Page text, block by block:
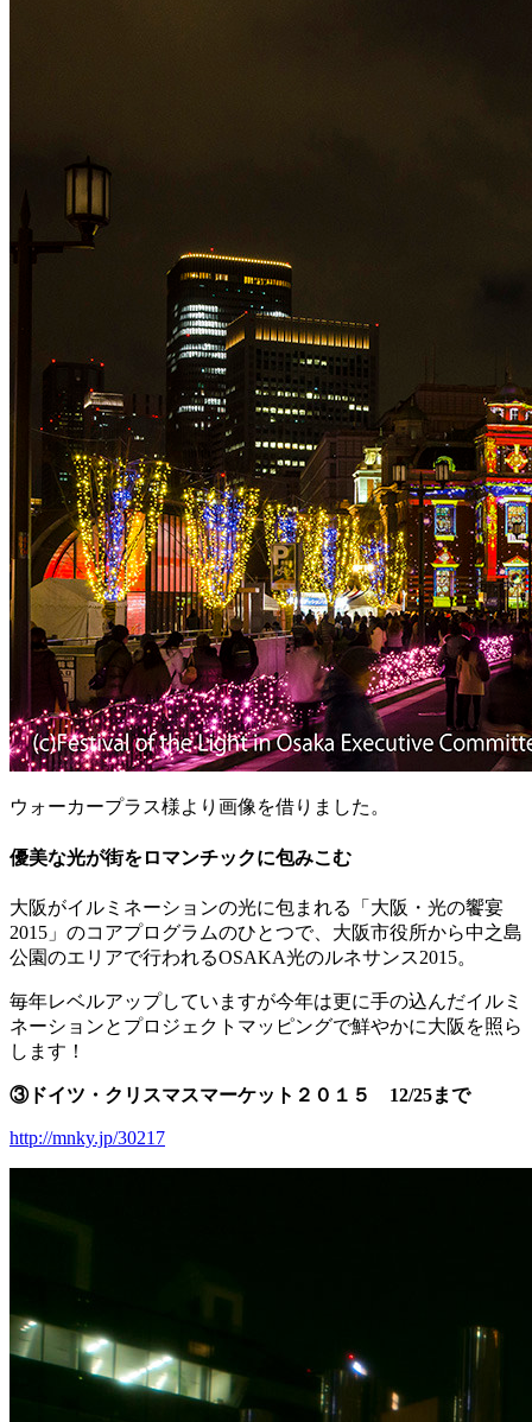
ウォーカープラス様より画像を借りました。
優美な光が街をロマンチックに包みこむ
大阪がイルミネーションの光に包まれる「大阪・光の饗宴
2015」のコアプログラムのひとつで、大阪市役所から中之島
公園のエリアで行われるOSAKA光のルネサンス2015。
毎年レベルアップしていますが今年は更に手の込んだイルミ
ネーションとプロジェクトマッピングで鮮やかに大阪を照ら
します！
③ドイツ・クリスマスマーケット２０１５ 12/25まで
http://mnky.jp/30217